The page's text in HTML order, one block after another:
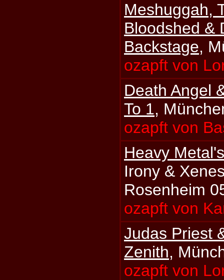
Meshuggah,
Bloodshed &
Backstage,
ozapft von
Death Angel
To 1,
ozapft von
Heavy
Irony &
Rosenheim
ozapft von
Judas Priest
Zenith,
ozapft von